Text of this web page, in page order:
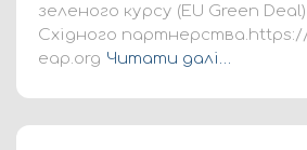
зеленого курсу (EU Green
Східного
eap.org Читати далі…